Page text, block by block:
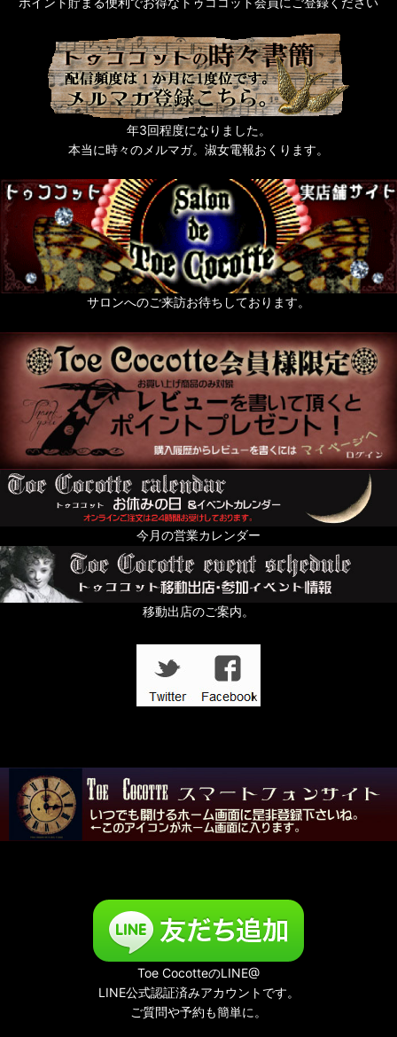
年3回程度になりました。
本当に時々のメルマガ。淑女電報おくります。
サロンへのご来訪お待ちしております。
今月の営業カレンダー
移動出店のご案内。
Toe CocotteのLINE@
LINE公式認証済みアカウントです。
ご質問や予約も簡単に。